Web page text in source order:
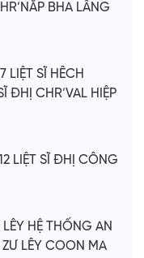
BHA LÂNG
LIỆT SĨ HÊCH
ĐHỊ CHR’VAL HIỆP
LIỆT SĨ ĐHỊ CÔNG
HỆ THỐNG AN
LÊY COON MA